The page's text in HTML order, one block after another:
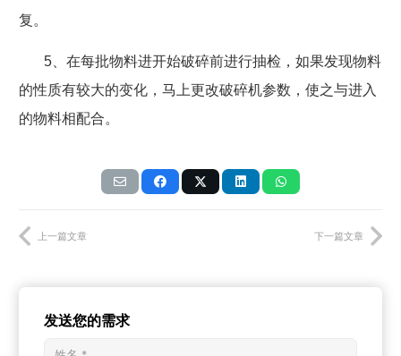
复。
5、在每批物料进开始破碎前进行抽检，如果发现物料
的性质有较大的变化，马上更改破碎机参数，使之与进入
的物料相配合。
上一篇文章 下一篇文章
发送您的需求